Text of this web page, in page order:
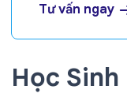
Tư vấn ngay
Học Sinh